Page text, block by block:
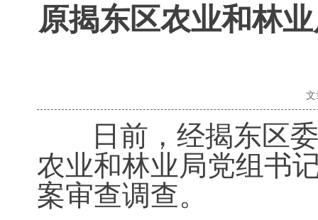
原揭东区农业和林
文
日前，经揭东区委
农业和林业局党组书
案审查调查。